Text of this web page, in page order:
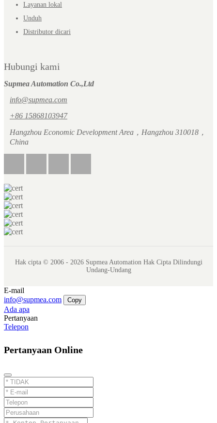
Layanan lokal
Unduh
Distributor dicari
Hubungi kami
Supmea Automation Co.,Ltd
info@supmea.com
+86 15868103947
Hangzhou Economic Development Area，Hangzhou 310018，
China
Hak cipta © 2006 - 2026 Supmea Automation Hak Cipta Dilindungi
Undang-Undang
E-mail
info@supmea.com
Copy
Ada apa
Pertanyaan
Telepon
Pertanyaan Online